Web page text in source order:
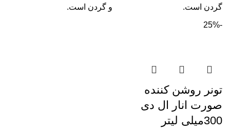
گردن است.
و گردن است.
-25%
تونر روشن کننده
صورت انار ال دی
300میلی لیتر